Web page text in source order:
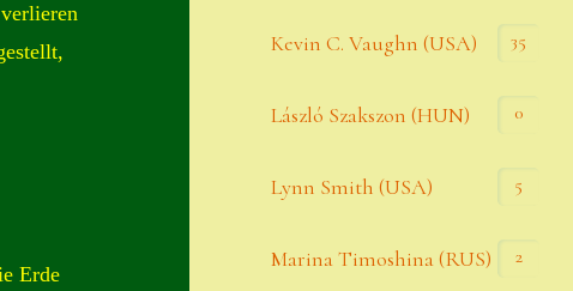
Zubehör
Erde
Kevin C. Vaughn (USA) 35
László Szakszon (HUN) 0
Lynn Smith (USA) 5
Marina Timoshina (RUS) 2